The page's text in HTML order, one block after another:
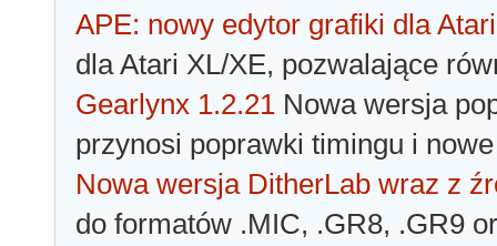
APE: nowy edytor grafiki dla Atari
dla Atari XL/XE, pozwalające
Gearlynx 1.2.21 Nowa wersja
przynosi poprawki timingu i
Nowa wersja DitherLab wraz z
do formatów .MIC, .GR8, .GR9